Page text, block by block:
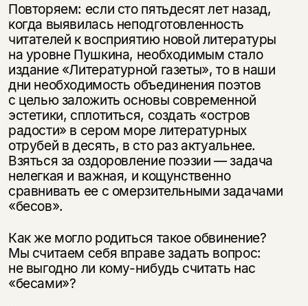
Повторяем: если сто пятьдесят лет назад,
когда выявилась неподготовленность
читателей к восприятию новой литературы
на уровне Пушкина, необходимым стало
издание «Литературной газеты», то в наши
дни необходимость объединения поэтов
с целью заложить основы современной
эстетики, сплотиться, создать «остров
радости» в сером море литературных
отрубей в десять, в сто раз актуальнее.
Взяться за оздоровление поэзии — задача
нелегкая и важная, и кощунственно
сравнивать ее с омерзительными задачами
«бесов».
Как же могло родиться такое обвинение?
Мы считаем себя вправе задать вопрос:
не выгодно ли кому-нибудь считать нас
«бесами»?